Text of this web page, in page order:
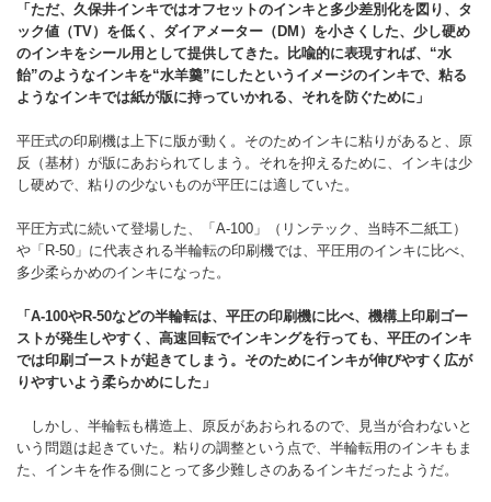
「ただ、久保井インキではオフセットのインキと多少差別化を図り、タ
ック値（TV）を低く、ダイアメーター（DM ）を小さくした、少し硬め
のインキをシール用として提供してきた。比喩的に表現すれば、“水
飴”のようなインキを“水羊羹”にしたというイメージのインキで、粘る
ようなインキでは紙が版に持っていかれる、それを防ぐために」
平圧式の印刷機は上下に版が動く。そのためインキに粘りがあると、原
反（基材）が版にあおられてしまう。それを抑えるために、インキは少
し硬めで、粘りの少ないものが平圧には適していた。
平圧方式に続いて登場した、「A-100」（リンテック、当時不二紙工）
や「R-50」に代表される半輪転の印刷機では、平圧用のインキに比べ、
多少柔らかめのインキになった。
「A-100やR-50などの半輪転は、平圧の印刷機に比べ、機構上印刷ゴー
ストが発生しやすく、高速回転でインキングを行っても、平圧のインキ
では印刷ゴーストが起きてしまう。そのためにインキが伸びやすく広が
りやすいよう柔らかめにした」
しかし、半輪転も構造上、原反があおられるので、見当が合わないと
いう問題は起きていた。粘りの調整という点で、半輪転用のインキもま
た、インキを作る側にとって多少難しさのあるインキだったようだ。